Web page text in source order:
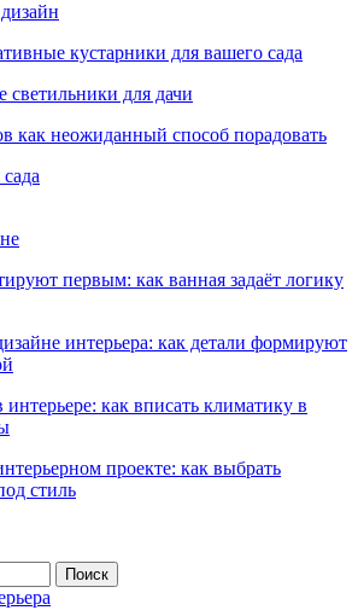
кустарники для вашего сада
светильники для дачи
как неожиданный способ порадовать
первым: как ванная задаёт логику
интерьера: как детали формируют
как вписать климатику в
проекте: как выбрать
стиль